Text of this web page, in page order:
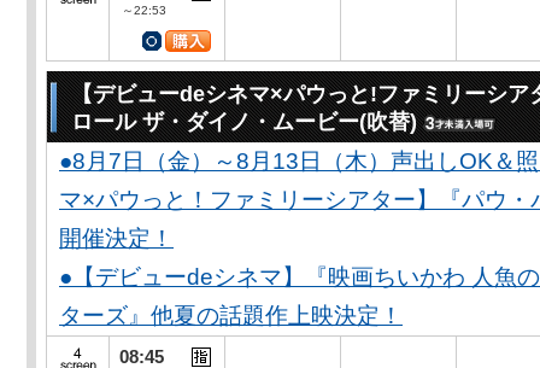
～22:53
【デビューdeシネマ×パウっと!ファミリーシア
ロール ザ・ダイノ・ムービー(吹替)
●8月7日（金）～8月13日（木）声出しOK＆
マ×パウっと！ファミリーシアター】『パウ
開催決定！
●【デビューdeシネマ】『映画ちいかわ 人魚
ターズ』他夏の話題作上映決定！
08:45